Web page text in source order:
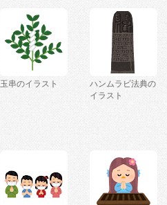
玉串のイラスト
ハンムラビ法典の
イラスト